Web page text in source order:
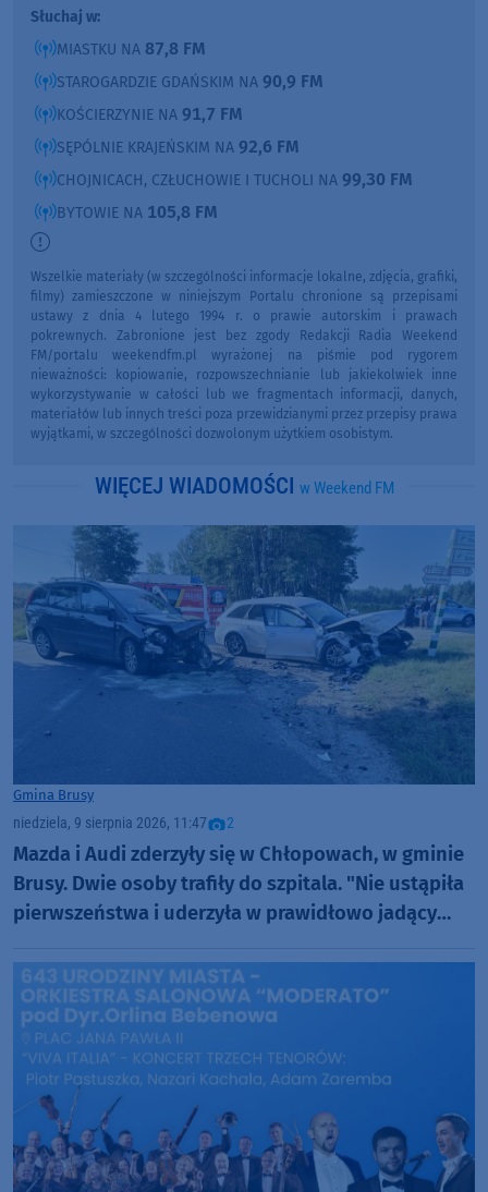
Słuchaj w:
MIASTKU NA 87,8 FM
STAROGARDZIE GDAŃSKIM NA 90,9 FM
KOŚCIERZYNIE NA 91,7 FM
SĘPÓLNIE KRAJEŃSKIM NA 92,6 FM
CHOJNICACH, CZŁUCHOWIE I TUCHOLI NA 99,30 FM
BYTOWIE NA 105,8 FM
Wszelkie materiały (w szczególności informacje lokalne, zdjęcia, grafiki,
filmy) zamieszczone w niniejszym Portalu chronione są przepisami
ustawy z dnia 4 lutego 1994 r. o prawie autorskim i prawach
pokrewnych. Zabronione jest bez zgody Redakcji Radia Weekend
FM/portalu weekendfm.pl wyrażonej na piśmie pod rygorem
nieważności: kopiowanie, rozpowszechnianie lub jakiekolwiek inne
wykorzystywanie w całości lub we fragmentach informacji, danych,
materiałów lub innych treści poza przewidzianymi przez przepisy prawa
wyjątkami, w szczególności dozwolonym użytkiem osobistym.
WIĘCEJ WIADOMOŚCI w Weekend FM
Gmina Brusy
niedziela, 9 sierpnia 2026, 11:47 2
Mazda i Audi zderzyły się w Chłopowach, w gminie
Brusy. Dwie osoby trafiły do szpitala. "Nie ustąpiła
pierwszeństwa i uderzyła w prawidłowo jadący